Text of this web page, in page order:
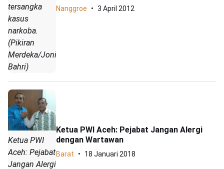
tersangka
kasus
narkoba.
(Pikiran
Merdeka/Joniful
Bahri)
Nanggroe 3 April 2012
Ketua PWI
Aceh: Pejabat
Jangan Alergi
Ketua PWI Aceh: Pejabat Jangan Alergi
dengan Wartawan
Barat 18 Januari 2018